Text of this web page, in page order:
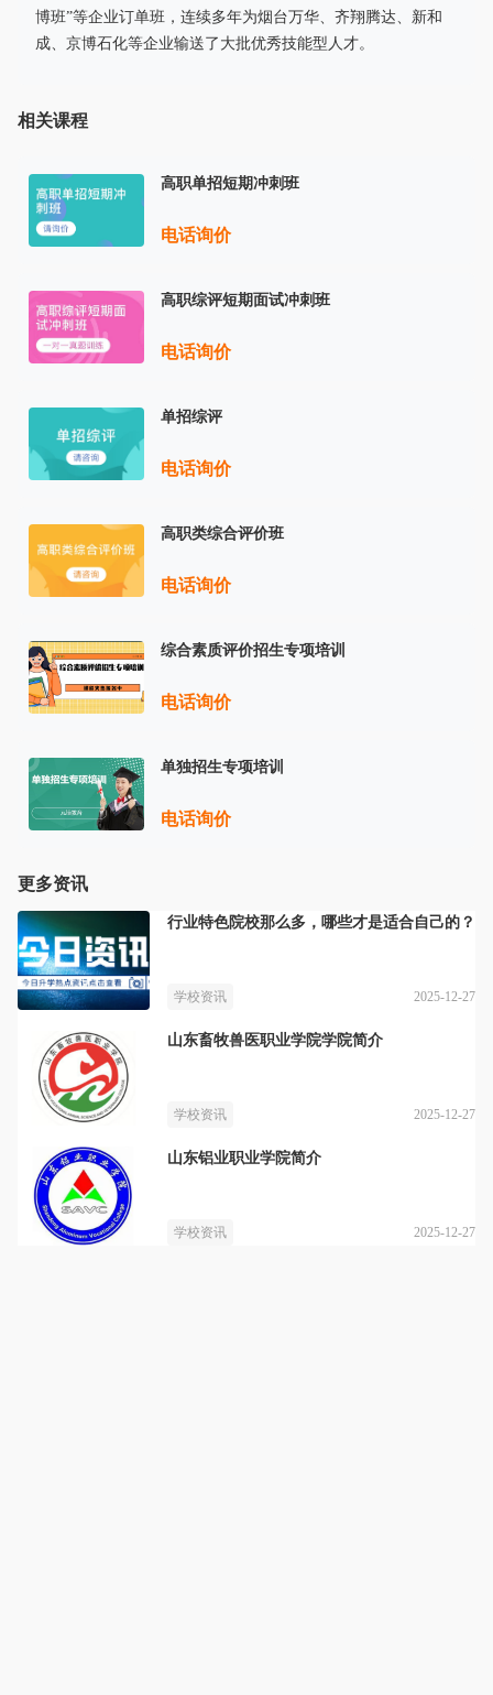
博班”等企业订单班，连续多年为烟台万华、齐翔腾达、新和
成、京博石化等企业输送了大批优秀技能型人才。
相关课程
高职单招短期冲刺班
电话询价
高职综评短期面试冲刺班
电话询价
单招综评
电话询价
高职类综合评价班
电话询价
综合素质评价招生专项培训
电话询价
单独招生专项培训
电话询价
更多资讯
行业特色院校那么多，哪些才是适合自己的？
学校资讯 2025-12-27
山东畜牧兽医职业学院学院简介
学校资讯 2025-12-27
山东铝业职业学院简介
学校资讯 2025-12-27